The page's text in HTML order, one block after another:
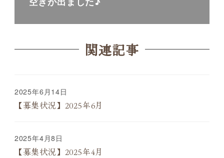
関連記事
【募集状況】2025年6月
2025年6月14日
【募集状況】2025年4月
2025年4月8日